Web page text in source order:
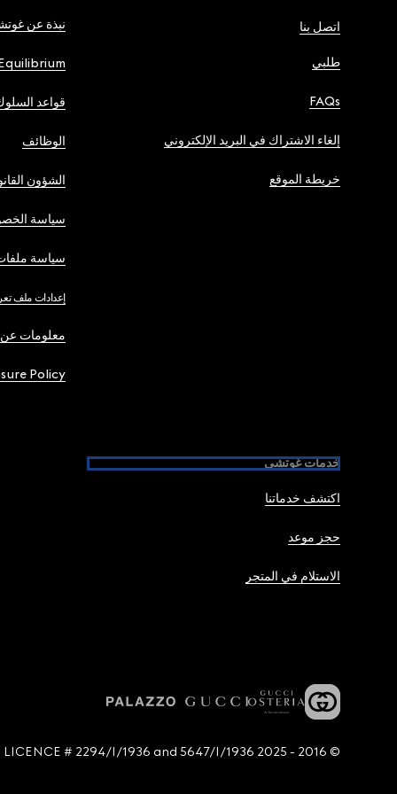
اتصل بنا
طلبي
FAQs
إلغاء الاشتراك في البريد الإلكتروني
خريطة الموقع
نبذة عن
قواعد
الوظائف
الشؤون
سياسة
سياسة
إعدادات ملف
معلومات
Policy
خدمات غوتشي
اكتشف خدماتنا
حجز موعد
الاستلام في المتجر
© 2016 - 2025 Guccio Gucci S.p.A. - All rights reserved. SIAE LICENCE # 2294/I/1936 and 5647/I/1936